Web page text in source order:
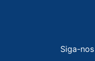
Siga-